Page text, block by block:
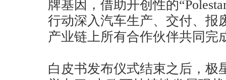
牌基因，借助开创性的
行动深入汽车生产、交付、报
产业链上所有合作伙伴共同完
白皮书发布仪式结束之后，极